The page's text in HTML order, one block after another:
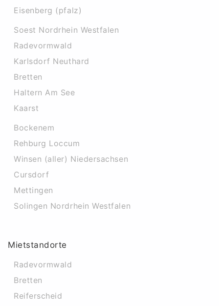
Eisenberg (pfalz)
Soest Nordrhein Westfalen
Radevormwald
Karlsdorf Neuthard
Bretten
Haltern Am See
Kaarst
Bockenem
Rehburg Loccum
Winsen (aller) Niedersachsen
Cursdorf
Mettingen
Solingen Nordrhein Westfalen
Mietstandorte
Radevormwald
Bretten
Reiferscheid